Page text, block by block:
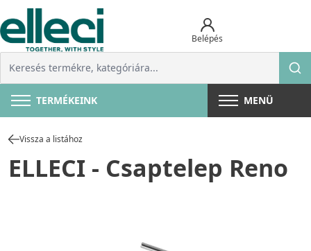
Belépés
TERMÉKEINK MENÜ
Vissza a listához
ELLECI - Csaptelep Reno